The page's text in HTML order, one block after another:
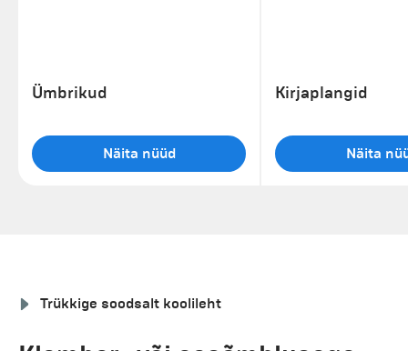
Ümbrikud
Näita nüüd
Kirjaplangid
Näita
Trükkige soodsalt koolileht